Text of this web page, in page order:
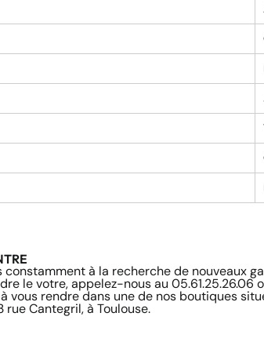
constamment à la recherche de nouveaux
le votre, appelez-nous au 05.61.25.26.06
vous rendre dans une de nos boutiques
rue Cantegril, à Toulouse.